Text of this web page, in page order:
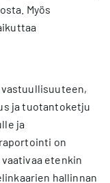
Myös
ja tuotantoketju
ja
on
etenkin
hallinnan